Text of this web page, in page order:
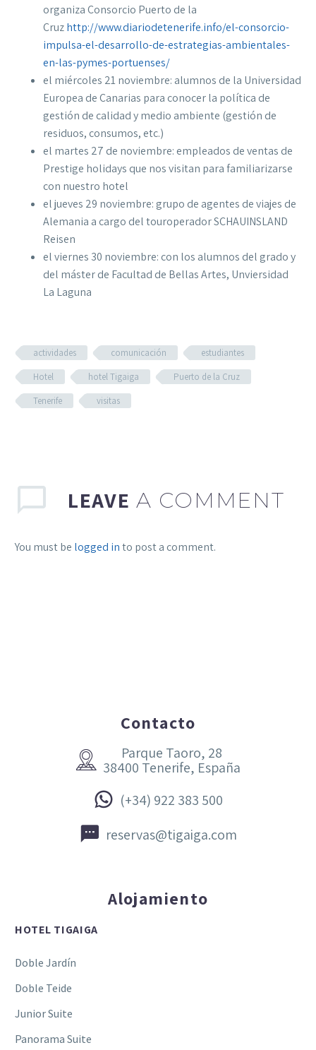
organiza Consorcio Puerto de la
Cruzhttp://www.diariodetenerife.info/el-consorcio-
impulsa-el-desarrollo-de-estrategias-ambientales-
en-las-pymes-portuenses/
el miércoles 21 noviembre: alumnos de la Universidad
Europea de Canarias para conocer la política de
gestión de calidad y medio ambiente (gestión de
residuos, consumos, etc.)
el martes 27 de noviembre: empleados de ventas de
Prestige holidays que nos visitan para familiarizarse
con nuestro hotel
el jueves 29 noviembre: grupo de agentes de viajes de
Alemania a cargo del touroperador SCHAUINSLAND
Reisen
el viernes 30 noviembre: con los alumnos del grado y
del máster de Facultad de Bellas Artes, Unviersidad
La Laguna
actividades comunicación
estudiantes
Hotel
hotel Tigaiga
Puerto de la Cruz
Tenerife
visitas
LEAVE A COMMENT
You must be logged into post a comment.
Contacto


Parque Taoro, 28
38400 Tenerife, España

 (+34) 922 383 500

 reservas@tigaiga.com
Alojamiento
HOTEL TIGAIGA
Doble Jardín
Doble Teide
Junior Suite
Panorama Suite